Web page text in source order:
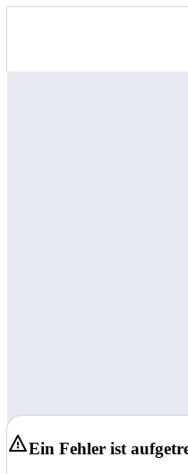
Ein Fehler ist